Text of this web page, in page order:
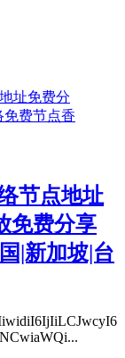
节点地址
免费分享
|新加坡|台